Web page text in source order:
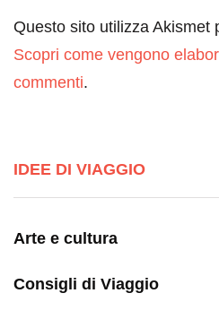
Questo sito utilizza Akismet
Scopri come vengono
commenti.
IDEE DI VIAGGIO
Arte e cultura
Consigli di Viaggio